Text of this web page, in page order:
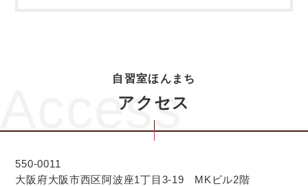
自習室ほんまち
アクセス
Access
550-0011
大阪府大阪市西区阿波座1丁目3-19 MKビル2階